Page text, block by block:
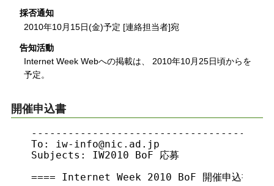
採否通知
2010年10月15日(金)予定 [連絡担当者]宛
告知活動
Internet Week Webへの掲載は、 2010年10月25日頃からを
予定。
開催申込書
To: iw-info@nic.ad.jp
Subjects: IW2010 BoF 応募
==== Internet Week 2010 BoF 開催申込書